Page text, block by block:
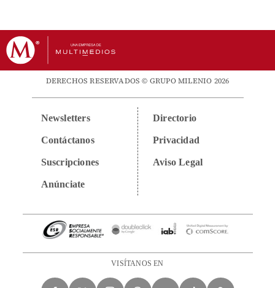
DERECHOS RESERVADOS © GRUPO MILENIO 2026
Newsletters
Contáctanos
Suscripciones
Anúnciate
Directorio
Privacidad
Aviso Legal
VISÍTANOS EN